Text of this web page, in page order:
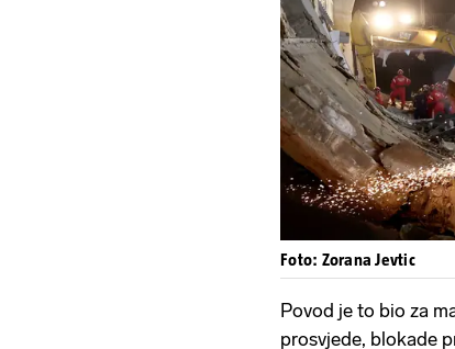
Foto: Zorana Jevtic
Povod je to bio za
prosvjede, blokade